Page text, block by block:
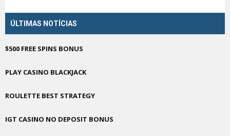
ÚLTIMAS NOTÍCIAS
$500 FREE SPINS BONUS
PLAY CASINO BLACKJACK
ROULETTE BEST STRATEGY
IGT CASINO NO DEPOSIT BONUS